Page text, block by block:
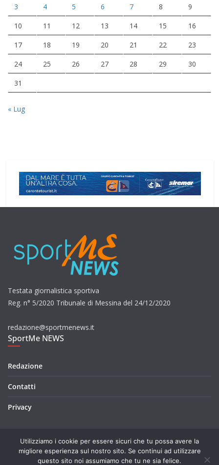
3 4 5 6 7 8 9
10 11 12 13 14 15 16
17 18 19 20 21 22 23
24 25 26 27 28 29 30
31
« Lug
Testata giornalistica sportiva
Reg. n° 5/2020 Tribunale di Messina del 24/12/2020
redazione@sportmenews.it
SportMe NEWS
Redazione
Contatti
Privacy
Copyright © 2026SportMe NEWS. Tutti i diritti riservati.
Utilizziamo i cookie per essere sicuri che tu possa avere la
migliore esperienza sul nostro sito. Se continui ad utilizzare
questo sito noi assumiamo che tu ne sia felice.